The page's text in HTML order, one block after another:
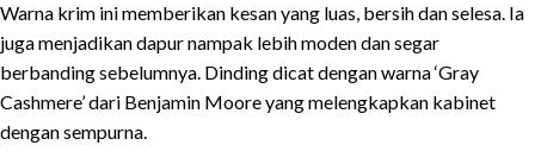
Warna krim ini memberikan kesan yang luas, bersih dan selesa. Ia
juga menjadikan dapur nampak lebih moden dan segar
berbanding sebelumnya. Dinding dicat dengan warna ‘Gray
Cashmere’ dari Benjamin Moore yang melengkapkan kabinet
dengan sempurna.